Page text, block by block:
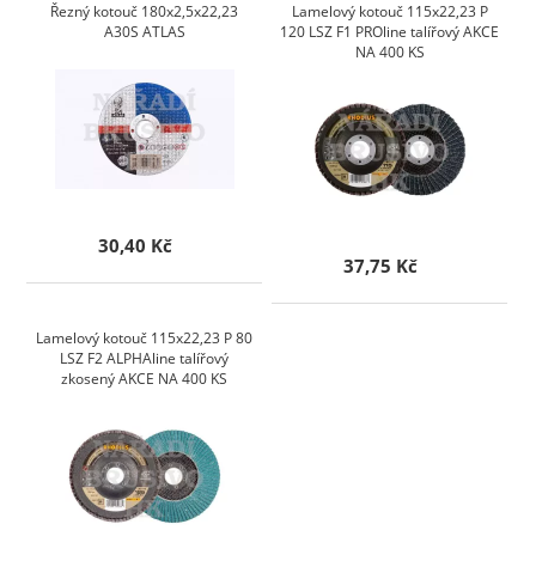
Řezný kotouč 180x2,5x22,23
A30S ATLAS
30,40 Kč
Lamelový kotouč 115x22,23 P
120 LSZ F1 PROline talířový AKCE
NA 400 KS
37,75 Kč
Lamelový kotouč 115x22,23 P 80
LSZ F2 ALPHAline talířový
zkosený AKCE NA 400 KS